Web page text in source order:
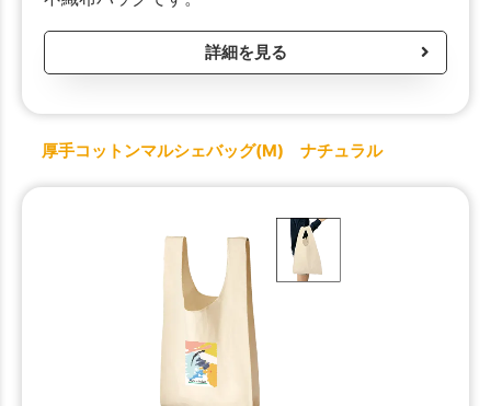
詳細を見る
厚手コットンマルシェバッグ(M) ナチュラル